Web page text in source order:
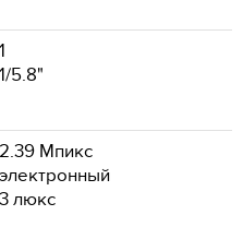
1
1/5.8"
2.39 Мпикс
электронный
3 люкс